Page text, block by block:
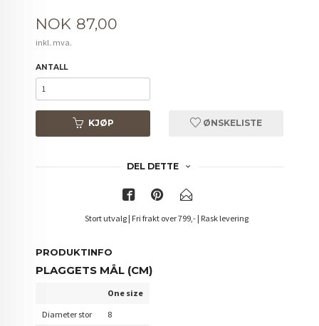
Pris
NOK 87,00
inkl. mva.
ANTALL
KJØP ØNSKELISTE
DEL DETTE
Stort utvalg | Fri frakt over 799,- | Rask levering
PRODUKTINFO
PLAGGETS MÅL (CM)
One size
Diameter stor
8